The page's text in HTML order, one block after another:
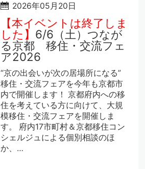
2026年05月20日
【本イベントは終了しま
した】 6/6（土）つなが
る京都 移住・交流フェ
ア2026
“京の出会いが次の居場所になる”
移住・交流フェアを今年も京都市
内で開催します！ 京都府内への移
住を考えている方に向けて、大規
模移住・交流フェアを開催しま
す。 府内17市町村＆京都移住コン
シェルジュによる個別相談のほ
か、…